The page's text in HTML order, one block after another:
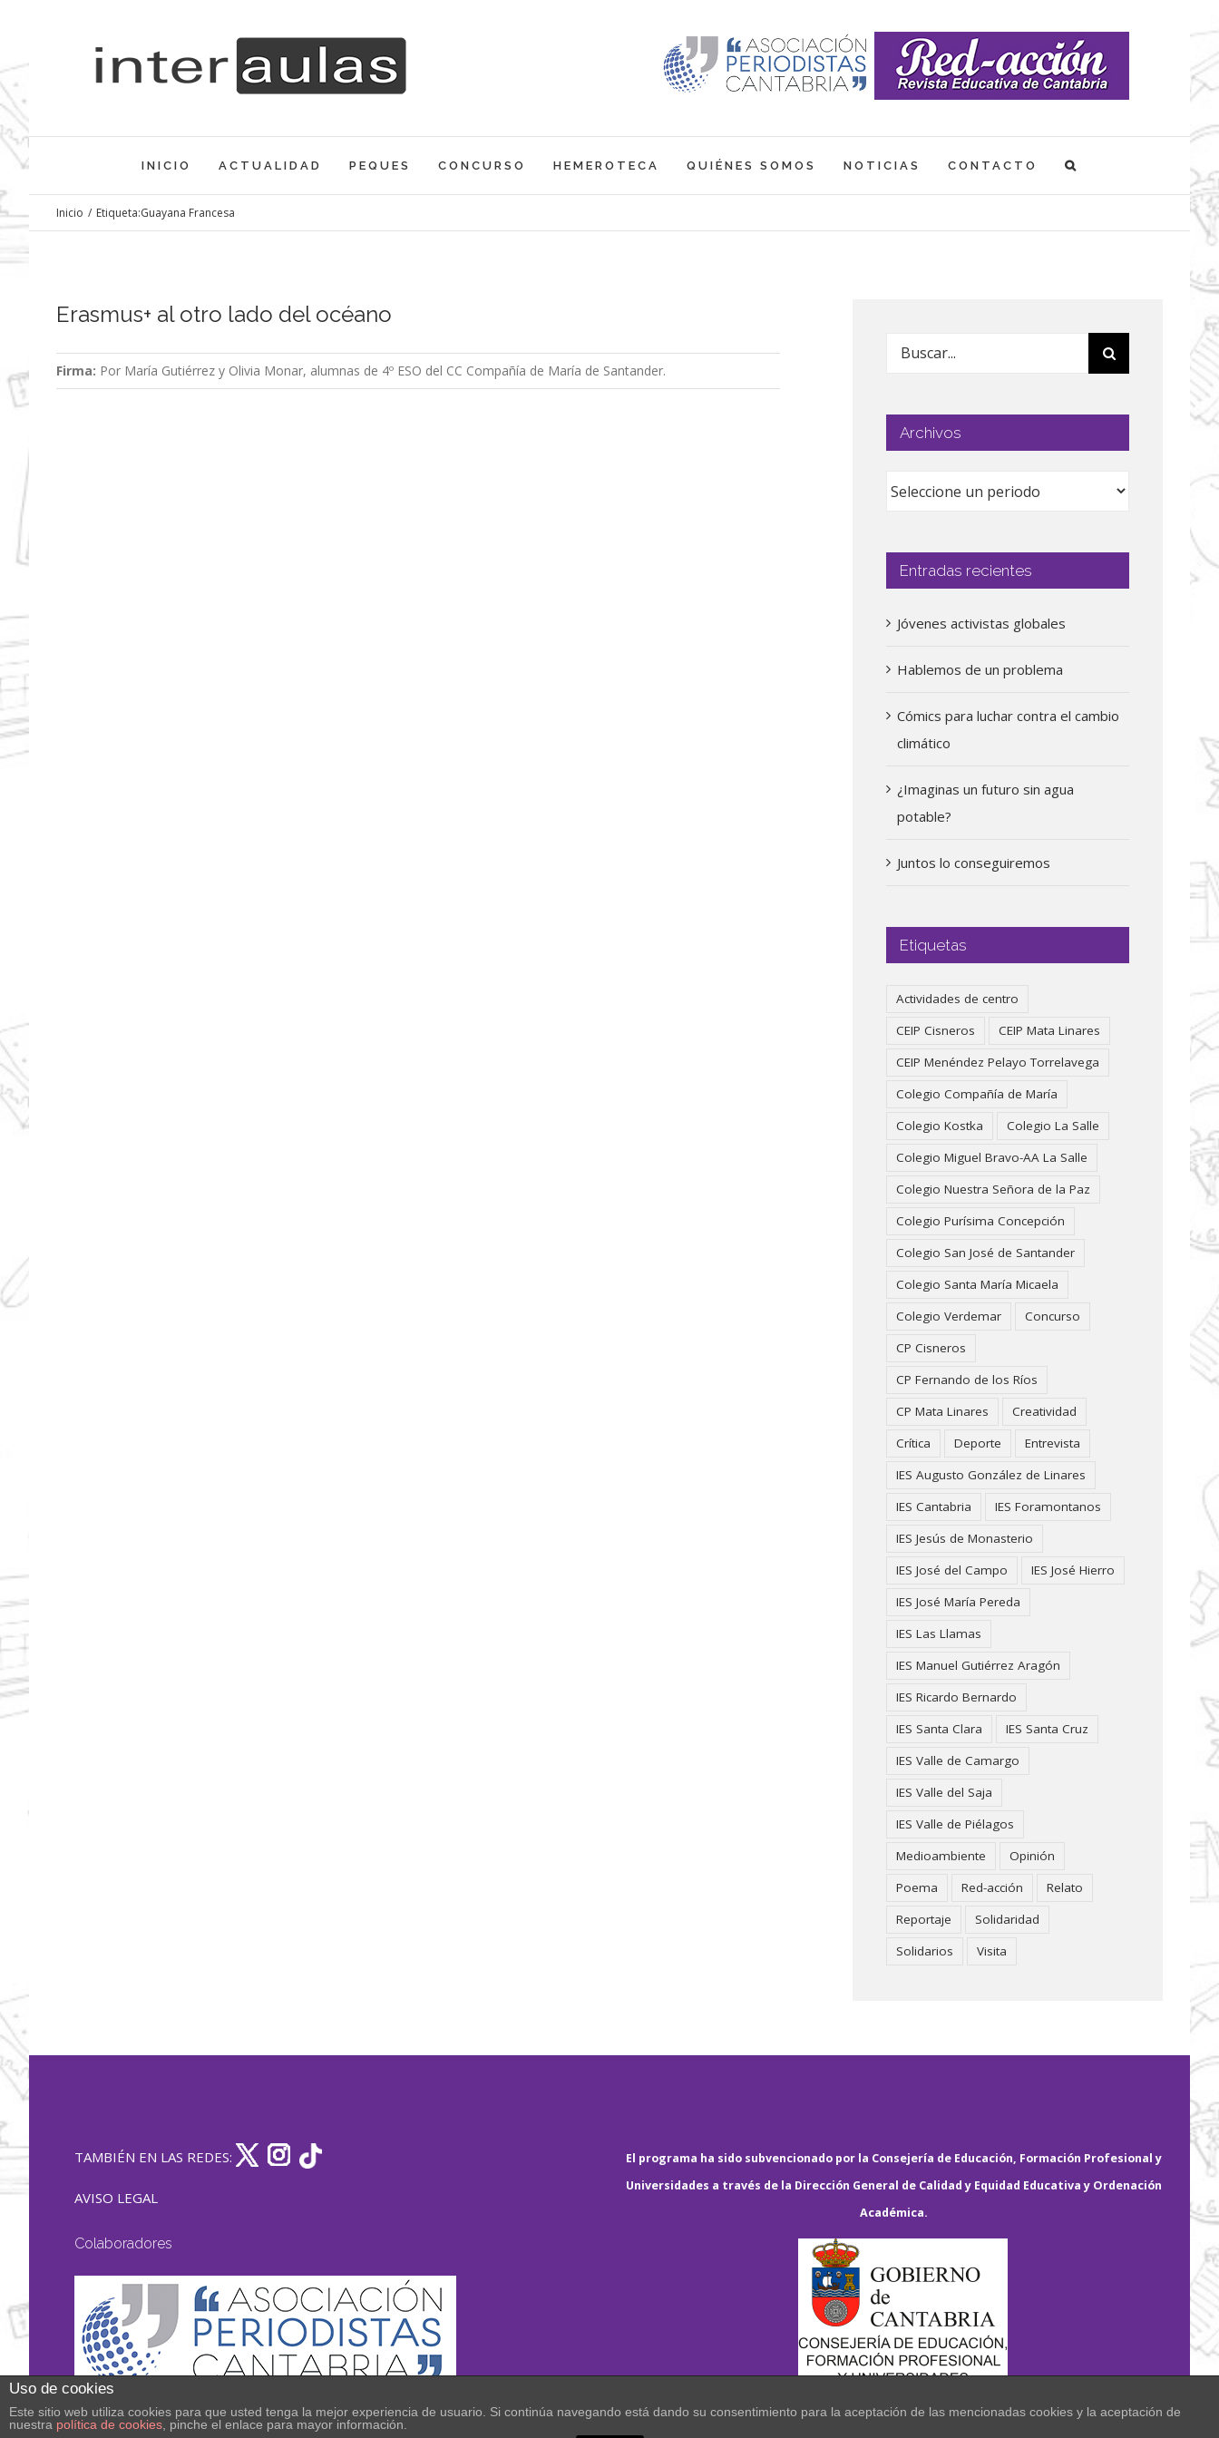
contenido
INICIO ACTUALIDAD PEQUES CONCURSO HEMEROTECA QUIÉNES SOMOS NOTICIAS CONTACTO
Inicio / Etiqueta:Guayana Francesa
Erasmus+ al otro lado del océano
Firma: Por María Gutiérrez y Olivia Monar, alumnas de 4º ESO del CC Compañía de María de Santander.
Buscar:
Archivos
Entradas recientes
Jóvenes activistas globales
Hablemos de un problema
Cómics para luchar contra el cambio
climático
¿Imaginas un futuro sin agua
potable?
Juntos lo conseguiremos
Etiquetas
Actividades de centro
CEIP Cisneros
CEIP Mata Linares
CEIP Menéndez Pelayo Torrelavega
Colegio Compañía de María
Colegio Kostka
Colegio La Salle
Colegio Miguel Bravo-AA La Salle
Colegio Nuestra Señora de la Paz
Colegio Purísima Concepción
Colegio San José de Santander
Colegio Santa María Micaela
Colegio Verdemar
Concurso
CP Cisneros
CP Fernando de los Ríos
CP Mata Linares
Creatividad
Crítica
Deporte
Entrevista
IES Augusto González de Linares
IES Cantabria
IES Foramontanos
IES Jesús de Monasterio
IES José del Campo
IES José Hierro
IES José María Pereda
IES Las Llamas
IES Manuel Gutiérrez Aragón
IES Ricardo Bernardo
IES Santa Clara
IES Santa Cruz
IES Valle de Camargo
IES Valle del Saja
IES Valle de Piélagos
Medioambiente
Opinión
Poema
Red-acción
Relato
Reportaje
Solidaridad
Solidarios
Visita
TAMBIÉN EN LAS REDES:
AVISO LEGAL
Colaboradores
El programa ha sido subvencionado por la Consejería de Educación, Formación Profesional y
Universidades a través de la Dirección General de Calidad y Equidad Educativa y Ordenación
Académica.
Uso de cookies
Este sitio web utiliza cookies para que usted tenga la mejor experiencia de usuario. Si continúa navegando está dando su consentimiento para la aceptación de las mencionadas cookies y la aceptación de
nuestra política de cookies , pinche el enlace para mayor información.